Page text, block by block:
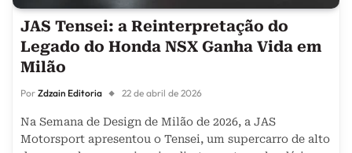
JAS Tensei: a Reinterpretação do
Legado do Honda NSX Ganha Vida em
Milão
Por Zdzain Editoria 22 de abril de 2026
Na Semana de Design de Milão de 2026, a JAS
Motorsport apresentou o Tensei, um supercarro de alto